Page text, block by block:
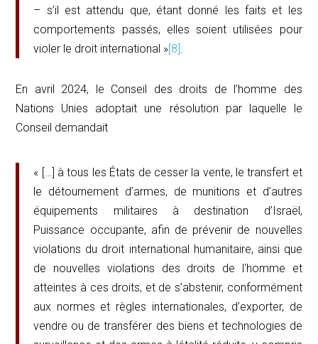
– s’il est attendu que, étant donné les faits et les
comportements passés, elles soient utilisées pour
violer le droit international »[8].
En avril 2024, le Conseil des droits de l’homme des
Nations Unies adoptait une résolution par laquelle le
Conseil demandait
« […] à tous les États de cesser la vente, le transfert et
le détournement d’armes, de munitions et d’autres
équipements militaires à destination d’Israël,
Puissance occupante, afin de prévenir de nouvelles
violations du droit international humanitaire, ainsi que
de nouvelles violations des droits de l'homme et
atteintes à ces droits, et de s’abstenir, conformément
aux normes et règles internationales, d’exporter, de
vendre ou de transférer des biens et technologies de